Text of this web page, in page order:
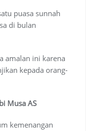
puasa sunnah
di bulan
amalan ini karena
kepada orang-
Musa AS
kemenangan